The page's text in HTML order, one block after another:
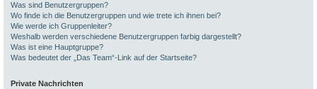
Was sind Benutzergruppen?
Wo finde ich die Benutzergruppen und wie trete ich ihnen bei?
Wie werde ich Gruppenleiter?
Weshalb werden verschiedene Benutzergruppen farbig dargestellt?
Was ist eine Hauptgruppe?
Was bedeutet der „Das Team“-Link auf der Startseite?
Private Nachrichten